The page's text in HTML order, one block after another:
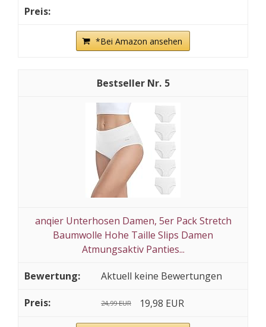
*Bei Amazon ansehen
5
anqier Unterhosen Damen, 5er Pack Stretch
Baumwolle Hohe Taille Slips Damen
Atmungsaktiv Panties...
Aktuell keine Bewertungen
24,99 EUR 19,98 EUR